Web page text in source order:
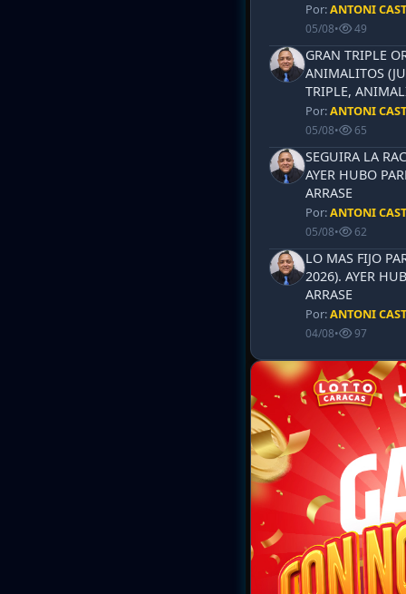
Por:ANTONI
05/08• 49
GRAN TRIPLE
ANIMALITOS
TRIPLE,
Por:ANTONI
05/08• 65
SEGUIRA LA
AYER HUBO
ARRASE
Por:ANTONI
05/08• 62
LO MAS FIJO
2026). AYER
ARRASE
Por:ANTONI
04/08• 97